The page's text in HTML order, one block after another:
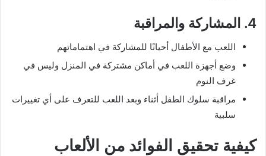
4. المشاركة والمراقبة
اللعب مع الأطفال أحيانًا للمشاركة في اهتماماتهم
وضع أجهزة اللعب في أماكن مشتركة في المنزل وليس في
غرف النوم
مراقبة سلوك الطفل أثناء وبعد اللعب للتعرف على أي تغييرات
سلبية
كيفية تحقيق الفوائد من الألعاب